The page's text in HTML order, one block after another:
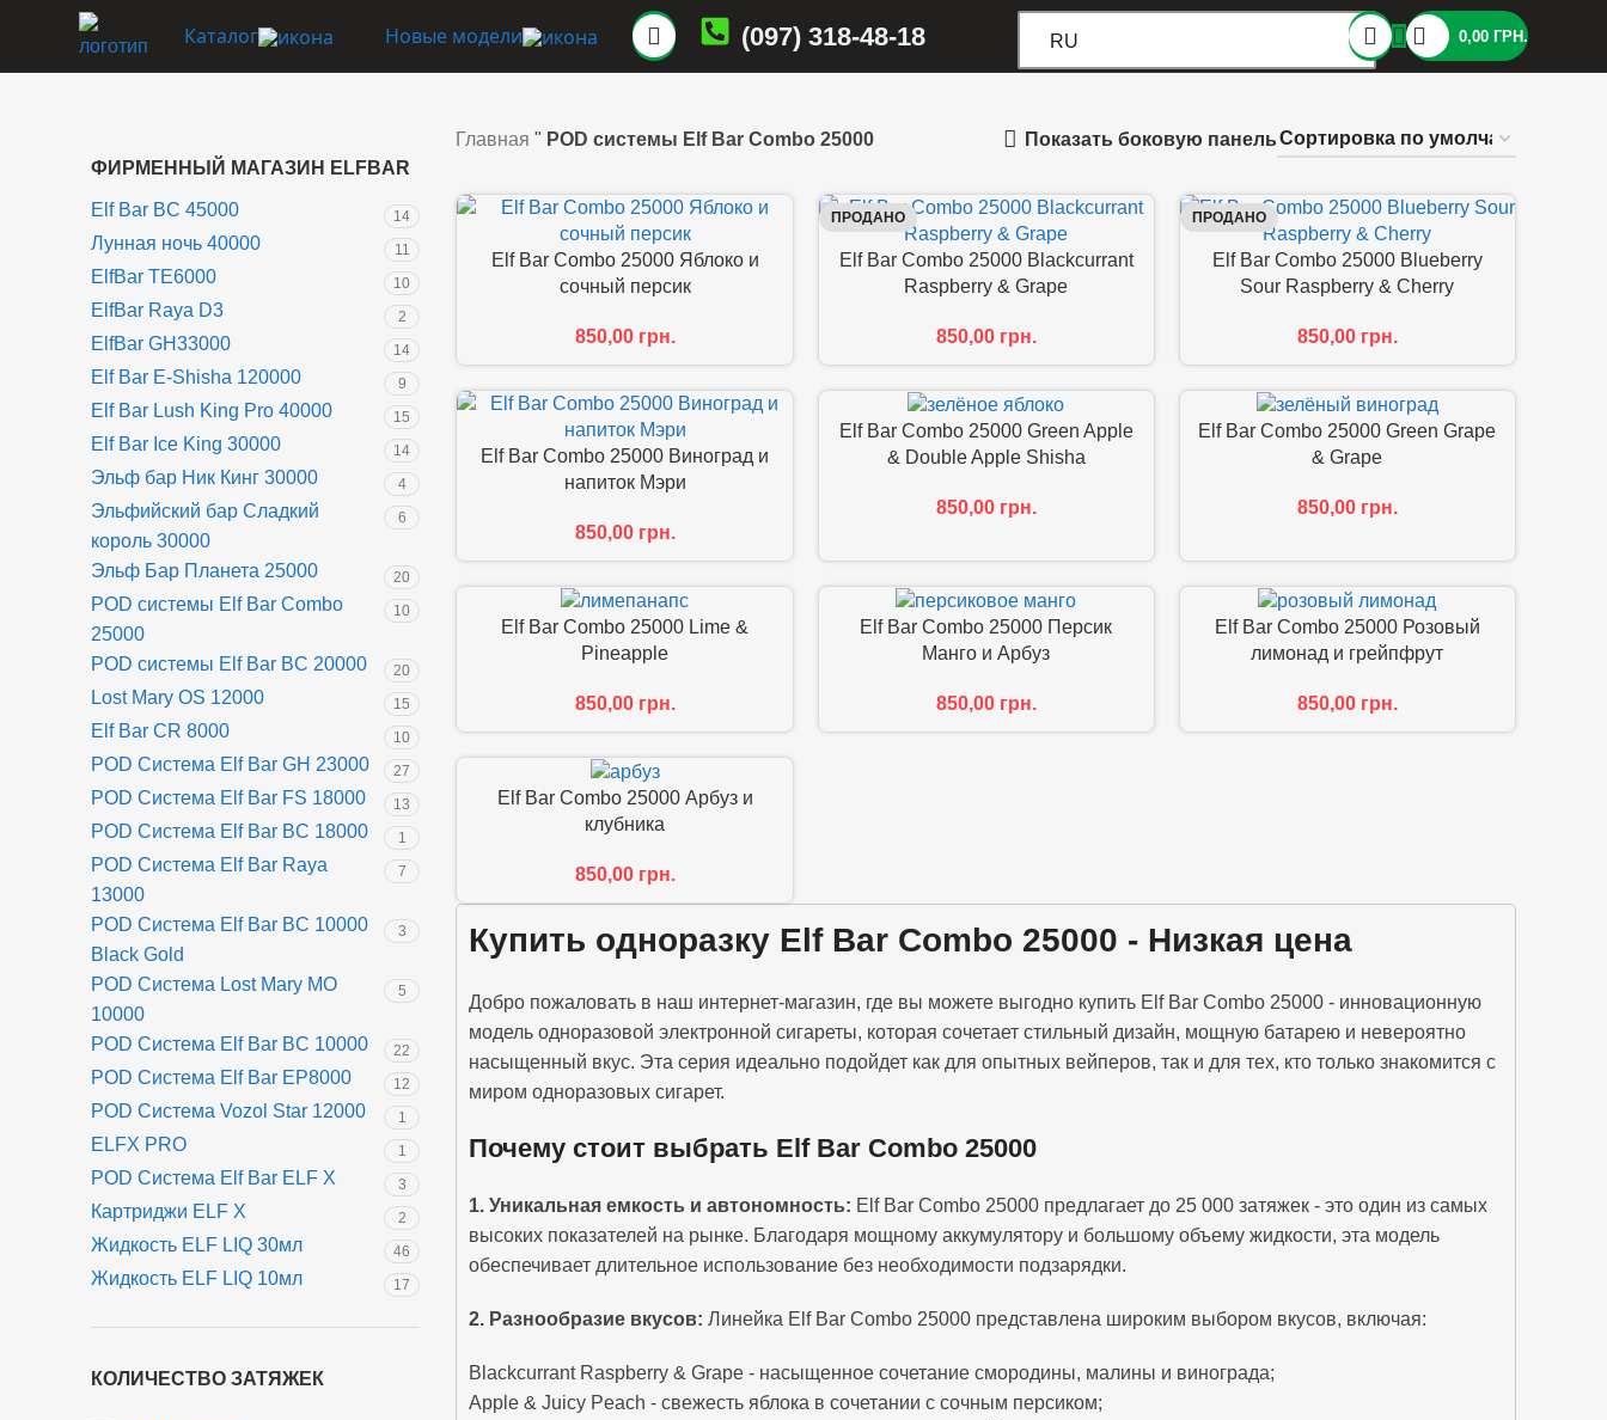
Каталог Новые модели (097) 318-48-18 RU 0,00 ГРН.
ФИРМЕННЫЙ МАГАЗИН ELFBAR
Elf Bar BC 45000 14
Лунная ночь 40000 11
ElfBar TE6000 10
ElfBar Raya D3 2
ElfBar GH33000 14
Elf Bar E-Shisha 120000 9
Elf Bar Lush King Pro 40000 15
Elf Bar Ice King 30000 14
Эльф бар Ник Кинг 30000 4
Эльфийский бар Сладкий
король 30000
6
Эльф Бар Планета 25000 20
POD системы Elf Bar Combo
25000
10
POD системы Elf Bar BC 20000 20
Lost Mary OS 12000 15
Elf Bar CR 8000 10
POD Система Elf Bar GH 23000 27
POD Система Elf Bar FS 18000 13
POD Система Elf Bar BC 18000 1
POD Система Elf Bar Raya
13000
7
POD Система Elf Bar BC 10000
Black Gold
3
POD Система Lost Mary MO
10000
5
POD Система Elf Bar BC 10000 22
POD Система Elf Bar EP8000 12
POD Система Vozol Star 12000 1
ELFX PRO 1
POD Система Elf Bar ELF X 3
Картриджи ELF X 2
Жидкость ELF LIQ 30мл 46
Жидкость ELF LIQ 10мл 17
КОЛИЧЕСТВО ЗАТЯЖЕК
Главная " POD системы Elf Bar Combo 25000 Показать боковую панель
Elf Bar Combo 25000 Яблоко и
сочный персик
850,00 грн.
ПРОДАНО
Elf Bar Combo 25000 Blackcurrant
Raspberry & Grape
850,00 грн.
ПРОДАНО
Elf Bar Combo 25000 Blueberry
Sour Raspberry & Cherry
850,00 грн.
Elf Bar Combo 25000 Виноград и
напиток Мэри
850,00 грн.
Elf Bar Combo 25000 Green Apple
& Double Apple Shisha
850,00 грн.
Elf Bar Combo 25000 Green Grape
& Grape
850,00 грн.
Elf Bar Combo 25000 Lime &
Pineapple
850,00 грн.
Elf Bar Combo 25000 Персик
Манго и Арбуз
850,00 грн.
Elf Bar Combo 25000 Розовый
лимонад и грейпфрут
850,00 грн.
Elf Bar Combo 25000 Арбуз и
клубника
850,00 грн.
Купить одноразку Elf Bar Combo 25000 - Низкая цена
Добро пожаловать в наш интернет-магазин, где вы можете выгодно купить Elf Bar Combo 25000 - инновационную
модель одноразовой электронной сигареты, которая сочетает стильный дизайн, мощную батарею и невероятно
насыщенный вкус. Эта серия идеально подойдет как для опытных вейперов, так и для тех, кто только знакомится с
миром одноразовых сигарет.
Почему стоит выбрать Elf Bar Combo 25000
1. Уникальная емкость и автономность: Elf Bar Combo 25000 предлагает до 25 000 затяжек - это один из самых
высоких показателей на рынке. Благодаря мощному аккумулятору и большому объему жидкости, эта модель
обеспечивает длительное использование без необходимости подзарядки.
2. Разнообразие вкусов: Линейка Elf Bar Combo 25000 представлена широким выбором вкусов, включая:
Blackcurrant Raspberry & Grape - насыщенное сочетание смородины, малины и винограда;
Apple & Juicy Peach - свежесть яблока в сочетании с сочным персиком;